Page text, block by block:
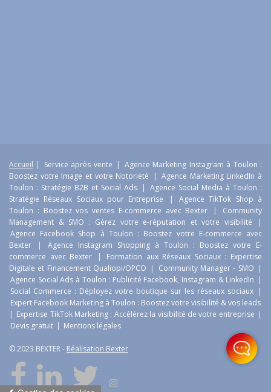
Accueil | Service après vente | Agence Marketing Instagram à Toulon :
Boostez votre Image et votre Notoriété
| Agence Marketing LinkedIn à
Toulon : Stratégie B2B et Social Ads | Agence Social Media à Toulon :
Stratégie Réseaux Sociaux pour Entreprise
|
Agence TikTok Shop à
Toulon : Boostez vos ventes E-commerce avec Bexter
|
Community
Management & SMO : Gérez votre e-réputation et votre visibilité
|
Agence Facebook Shop à Toulon : Boostez votre E-commerce avec
Bexter
|
Agence Instagram Shopping à Toulon : Boostez votre E-
commerce avec Bexter
|
Formation aux Réseaux Sociaux : Expertise
Digitale et Financement Qualiopi/OPCO | Community Manager - SMO |
Agence Social Ads à Toulon : Publicité Facebook, Instagram & LinkedIn |
Social Commerce : Déployez votre boutique sur les réseaux sociaux |
Expert Facebook Marketing à Toulon : Boostez votre visibilité & vos leads
| Expertise TikTok Marketing : Accélérez la visibilité de votre entreprise |
Devis gratuit | Mentions légales
© 2023 BEXTER - Réalisation Bexter